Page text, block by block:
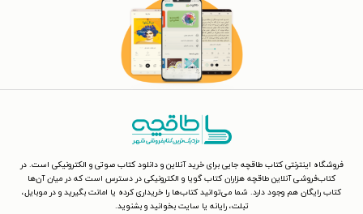
فروشگاه اینترنتی کتاب طاقچه جایی برای خرید آنلاین و دانلود کتاب صوتی و الکترونیکی است. در
کتاب‌فروشی آنلاین طاقچه هزاران کتاب گویا و الکترونیکی در دسترس است که در میان آن‌ها
کتاب رایگان هم وجود دارد. شما می‌توانید کتاب‌ها را خریداری کرده یا امانت بگیرید و در موبایل،
تبلت، رایانه یا سایت بخوانید و بشنوید.